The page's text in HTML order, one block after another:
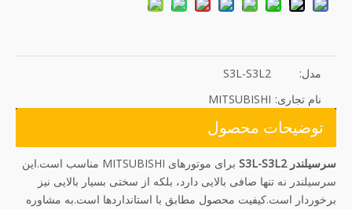
مدل:
S3L-S3L2
نام تجاری: MITSUBISHI
توضیحات محصول
سرسیلندر S3L-S3L2
برای موتورهای MITSUBISHI مناسب است.این
سرسیلندر نه تنها صافی بالایی دارد، بلکه از سختی بسیار بالایی نیز
برخوردار است.کیفیت محصول مطابق با استانداردها است.به مشاوره